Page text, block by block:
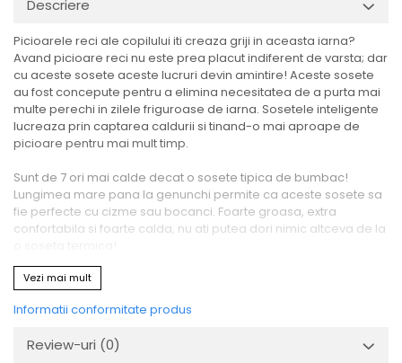
Descriere
Picioarele reci ale copilului iti creaza griji in aceasta iarna?
Avand picioare reci nu este prea placut indiferent de varsta; dar
cu aceste sosete aceste lucruri devin amintire! Aceste sosete
au fost concepute pentru a elimina necesitatea de a purta mai
multe perechi in zilele friguroase de iarna. Sosetele inteligente
lucreaza prin captarea caldurii si tinand-o mai aproape de
picioare pentru mai mult timp.
Sunt de 7 ori mai calde decat o sosete tipica de bumbac!
Lungimea mare pana la genunchi permite ca aceste sosete sa
fie perfecte cu cizme sau bocanci. Foarte groasa, extra
confortabila si foarte calda, nu ati putea dori nimic altceva de la
Aceste sosete au rating 2.34 pe scara TOG care masoara
insulatia si rezistenta termica a materialelor. Este cel mai bun
Sosetele originale Heat Holders sunt fabricate dintr-un material
temperatura scazuta. Firele in vrac extra in greutate si procesul
Vezi mai mult
Informatii conformitate produs
Review-uri (0)